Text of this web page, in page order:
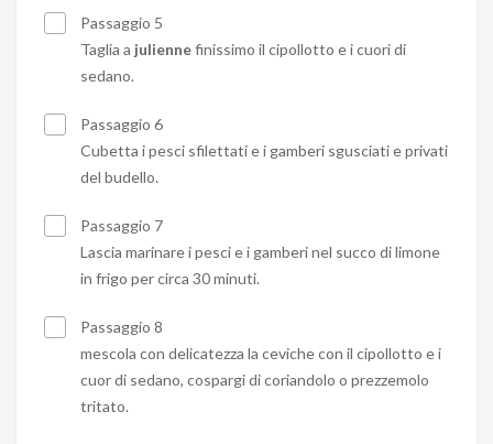
Passaggio 5
Taglia a juliennefinissimo il cipollotto e i cuori di
sedano.
Passaggio 6
Cubetta i pesci sfilettati e i gamberi sgusciati e privati
del budello.
Passaggio 7
Lascia marinare i pesci e i gamberi nel succo di limone
in frigo per circa 30 minuti.
Passaggio 8
mescola con delicatezza la ceviche con il cipollotto e i
cuor di sedano, cospargi di coriandolo o prezzemolo
tritato.